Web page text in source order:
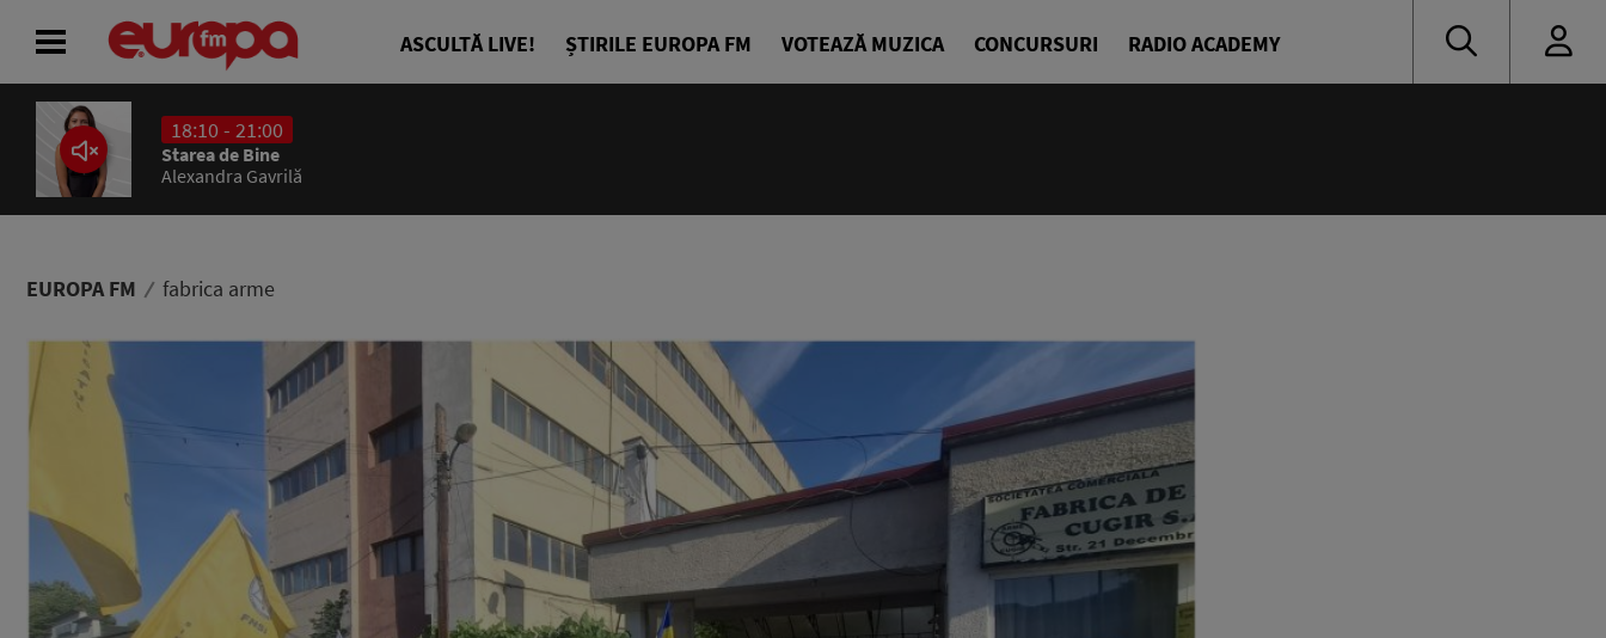
ASCULTĂ LIVE! ȘTIRILE EUROPA FM VOTEAZĂ MUZICA CONCURSURI RADIO ACADEMY
18:10 - 21:00
Starea de Bine
Alexandra Gavrilă
EUROPA FM fabrica arme
ACASĂ
ȘTIRI
PODCAST
ASCULTĂ LIVE